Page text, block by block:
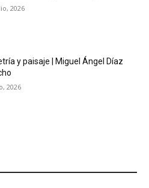
2026
y paisaje | Miguel Ángel Díaz
2026